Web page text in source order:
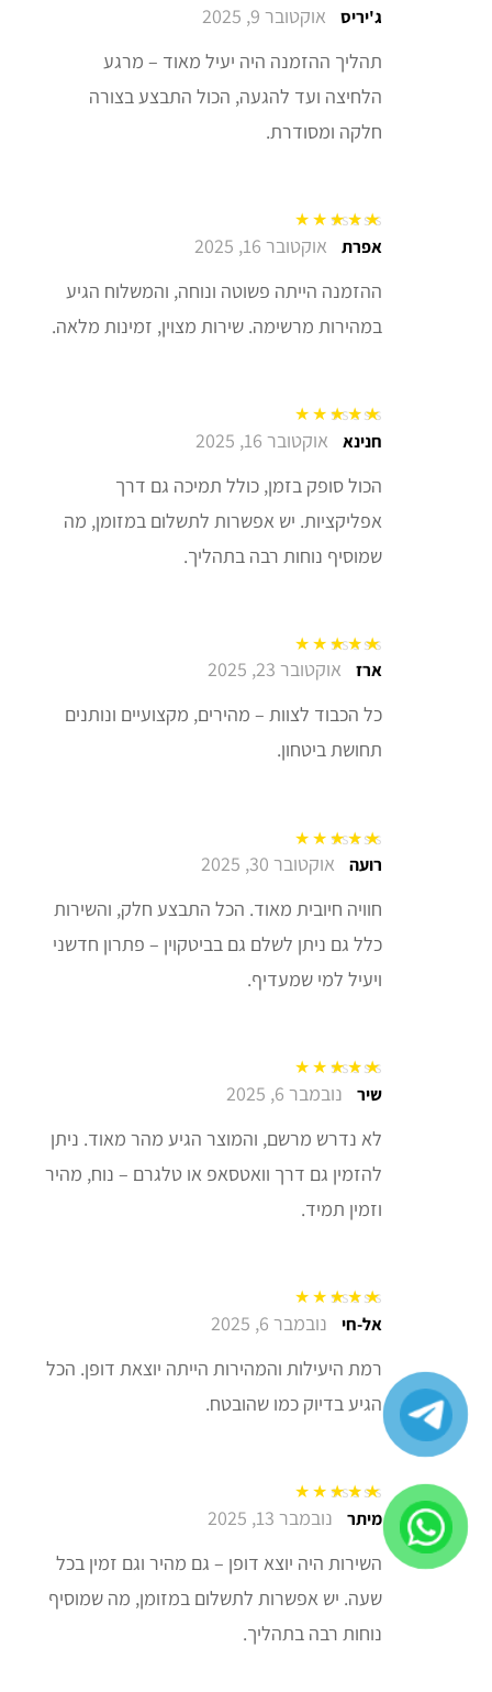
דורג5מתוך 5ג'יריס אוקטובר 9, 2025
תהליך ההזמנה היה יעיל מאוד – מרגע
הלחיצה ועד להגעה, הכול התבצע בצורה
חלקה ומסודרת.
דורג5מתוך 5אפרת אוקטובר 16, 2025
ההזמנה הייתה פשוטה ונוחה, והמשלוח הגיע
במהירות מרשימה. שירות מצוין, זמינות מלאה.
דורג5מתוך 5חנינא אוקטובר 16, 2025
הכול סופק בזמן, כולל תמיכה גם דרך
אפליקציות. יש אפשרות לתשלום במזומן, מה
שמוסיף נוחות רבה בתהליך.
דורג5מתוך 5 ארז אוקטובר 23, 2025
כל הכבוד לצוות – מהירים, מקצועיים ונותנים
תחושת ביטחון.
דורג5מתוך 5רועה אוקטובר 30, 2025
חוויה חיובית מאוד. הכל התבצע חלק, והשירות
כלל גם ניתן לשלם גם בביטקוין – פתרון חדשני
ויעיל למי שמעדיף.
דורג5מתוך 5 שיר נובמבר 6, 2025
לא נדרש מרשם, והמוצר הגיע מהר מאוד. ניתן
להזמין גם דרך וואטסאפ או טלגרם – נוח, מהיר
וזמין תמיד.
דורג5מתוך 5אל-חי נובמבר 6, 2025
רמת היעילות והמהירות הייתה יוצאת דופן. הכל
הגיע בדיוק כמו שהובטח.
דורג5מתוך 5מיתר נובמבר 13, 2025
השירות היה יוצא דופן – גם מהיר וגם זמין בכל
שעה. יש אפשרות לתשלום במזומן, מה שמוסיף
נוחות רבה בתהליך.